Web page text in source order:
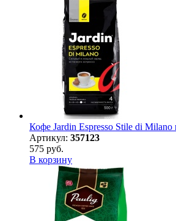
Кофе Jardin Espresso Stile di Milano
Артикул: 357123
575 руб.
В корзину